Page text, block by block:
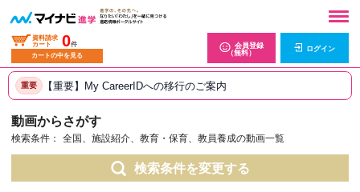
資料請求
カート
0件
カートの中を見る
会員登録
（無料）
ログイン
重要 【重要】My CareerIDへの移行のご案内
動画からさがす
検索条件： 全国、施設紹介、教育・保育、教員養成の動画一覧
検索条件を変更する